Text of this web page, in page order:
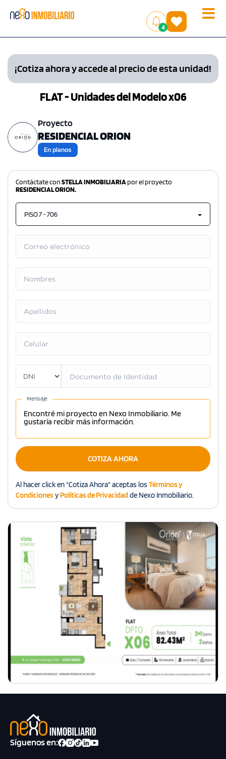
Toggle
4
()
¡Cotiza ahora y accede al precio de esta unidad!
FLAT - Unidades del Modelo x06
Proyecto
RESIDENCIAL ORION
En planos
Contáctate conSTELLA INMOBILIARIApor el proyecto
RESIDENCIAL ORION.
PISO 7 - 706
Correo electrónico
Nombres
Apellidos
Celular
Documento de Identidad
Mensaje
COTIZA AHORA
Al hacer click en "Cotiza Ahora" aceptas los Términos y
CondicionesyPolíticas de Privacidadde Nexo Inmobiliario.
Síguenos en: